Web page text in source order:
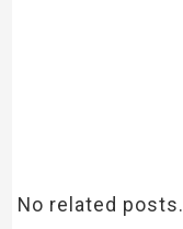
No related posts.